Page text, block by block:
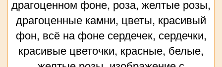
драгоценном фоне, роза, желтые розы,
драгоценные камни, цветы, красивый
фон, всё на фоне сердечек, сердечки,
красивые цветочки, красные, белые,